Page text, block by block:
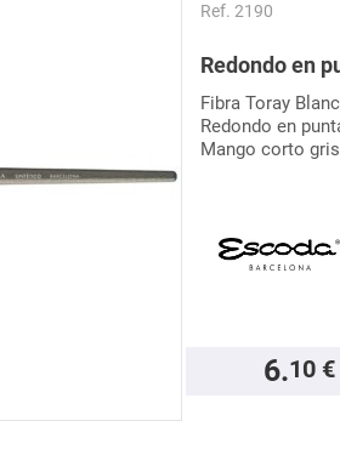
Ref. 2190
Redondo en
Fibra Toray
Redondo en
Mango corto gris
6.10 €